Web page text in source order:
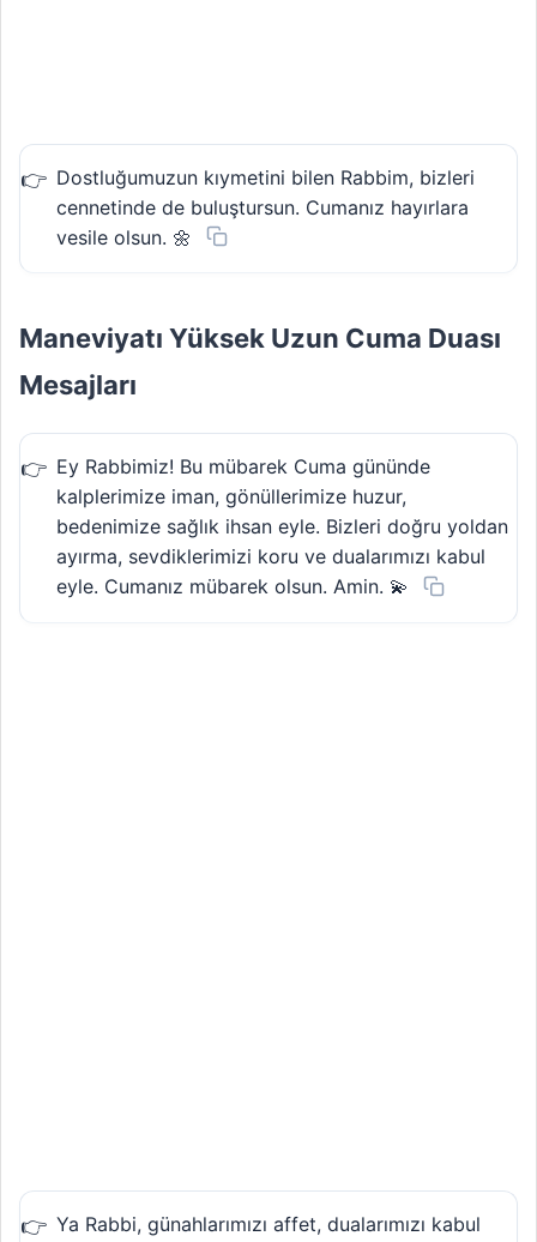
Dostluğumuzun kıymetini bilen Rabbim, bizleri
cennetinde de buluştursun. Cumanız hayırlara
vesile olsun. 🌼
Maneviyatı Yüksek Uzun Cuma Duası
Mesajları
Ey Rabbimiz! Bu mübarek Cuma gününde
kalplerimize iman, gönüllerimize huzur,
bedenimize sağlık ihsan eyle. Bizleri doğru yoldan
ayırma, sevdiklerimizi koru ve dualarımızı kabul
eyle. Cumanız mübarek olsun. Amin. 💫
Ya Rabbi, günahlarımızı affet, dualarımızı kabul